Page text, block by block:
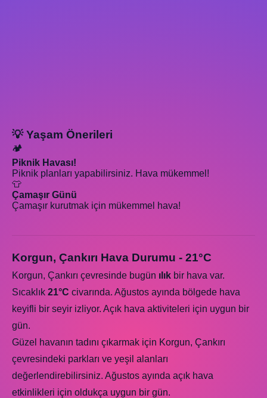
💡 Yaşam Önerileri
🏕️
Piknik Havası!
Piknik planları yapabilirsiniz. Hava mükemmel!
👕
Çamaşır Günü
Çamaşır kurutmak için mükemmel hava!
Korgun, Çankırı Hava Durumu - 21°C
Korgun, Çankırı çevresinde bugün ılık bir hava var.
Sıcaklık 21°C civarında. Ağustos ayında bölgede hava
keyifli bir seyir izliyor. Açık hava aktiviteleri için uygun bir
gün.
Güzel havanın tadını çıkarmak için Korgun, Çankırı
çevresindeki parkları ve yeşil alanları
değerlendirebilirsiniz. Ağustos ayında açık hava
etkinlikleri için oldukça uygun bir gün.